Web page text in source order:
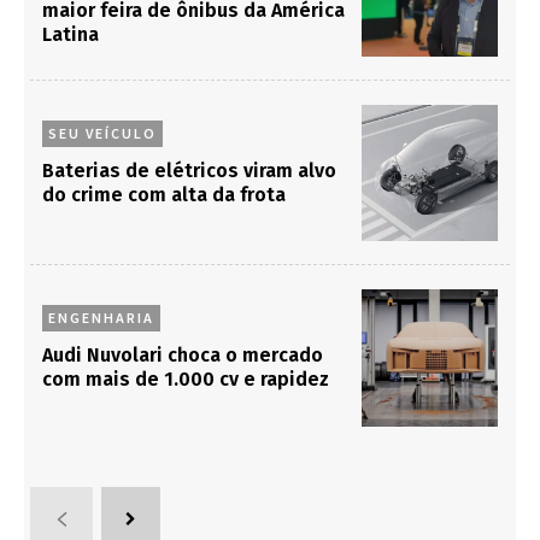
maior feira de ônibus da América
Latina
SEU VEÍCULO
Baterias de elétricos viram alvo
do crime com alta da frota
ENGENHARIA
Audi Nuvolari choca o mercado
com mais de 1.000 cv e rapidez